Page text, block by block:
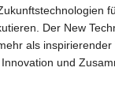
Der New
als
und